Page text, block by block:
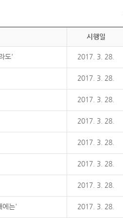
시행일
도' 2017. 3. 28.
2017. 3. 28.
2017. 3. 28.
2017. 3. 28.
2017. 3. 28.
2017. 3. 28.
2017. 3. 28.
에는' 2017. 3. 28.